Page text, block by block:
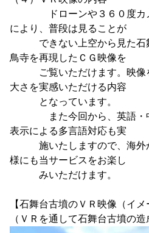
ドローンや３６０度カメ
により、普段は見ることが
できない上空から見た石舞
鳥寺を再現したＣＧ映像を
ご覧いただけます。映像を
大さを実感いただける内容
となっています。
また今回から、英語・中
表示による多言語対応も実
施いたしますので、海外か
様にも当サービスをお楽し
みいただけます。
【石舞台古墳のＶＲ映像（イメ
（ＶＲを通して石舞台古墳の造